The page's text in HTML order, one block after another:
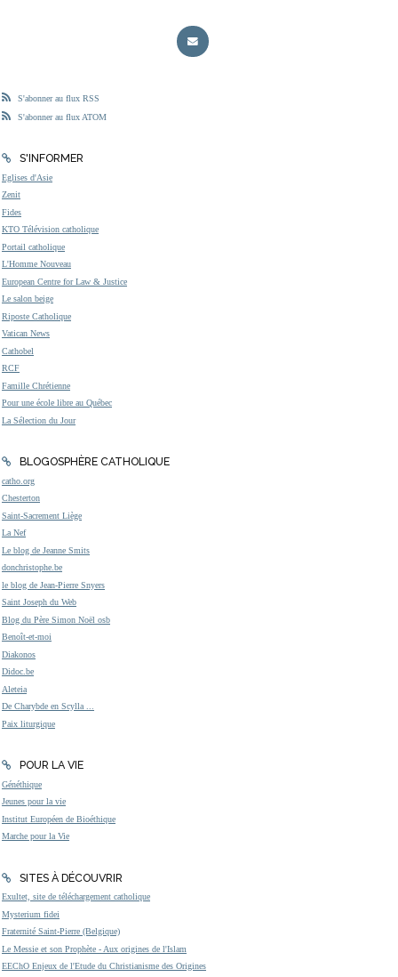
S'abonner au flux RSS
S'abonner au flux ATOM
S'INFORMER
Eglises d'Asie
Zenit
Fides
KTO Télévision catholique
Portail catholique
L'Homme Nouveau
European Centre for Law & Justice
Le salon beige
Riposte Catholique
Vatican News
Cathobel
RCF
Famille Chrétienne
Pour une école libre au Québec
La Sélection du Jour
BLOGOSPHÈRE CATHOLIQUE
catho.org
Chesterton
Saint-Sacrement Liège
La Nef
Le blog de Jeanne Smits
donchristophe.be
le blog de Jean-Pierre Snyers
Saint Joseph du Web
Blog du Père Simon Noël osb
Benoît-et-moi
Diakonos
Didoc.be
Aleteia
De Charybde en Scylla ...
Paix liturgique
POUR LA VIE
Généthique
Jeunes pour la vie
Institut Européen de Bioéthique
Marche pour la Vie
SITES À DÉCOUVRIR
Exultet, site de téléchargement catholique
Mysterium fidei
Fraternité Saint-Pierre (Belgique)
Le Messie et son Prophète - Aux origines de l'Islam
EEChO Enjeux de l'Etude du Christianisme des Origines